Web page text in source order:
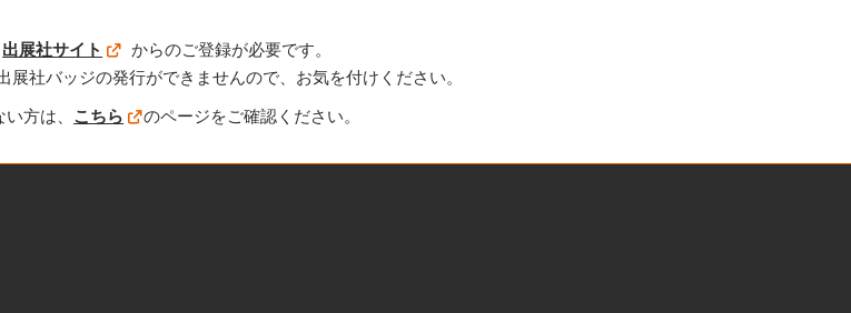
出展社サイト
からのご登録が必要です。
社バッジの発行ができませんので、お気を付けください。
方は、 こちら のページをご確認ください。